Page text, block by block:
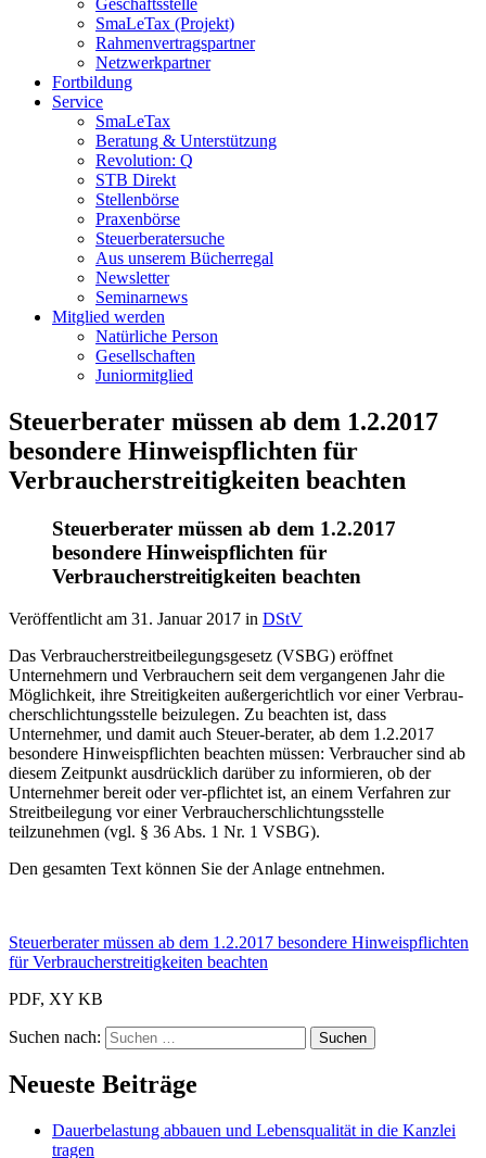
Geschäftsstelle
SmaLeTax (Projekt)
Rahmenvertragspartner
Netzwerkpartner
Fortbildung
Service
SmaLeTax
Beratung & Unterstützung
Revolution: Q
STB Direkt
Stellenbörse
Praxenbörse
Steuerberatersuche
Aus unserem Bücherregal
Newsletter
Seminarnews
Mitglied werden
Natürliche Person
Gesellschaften
Juniormitglied
Steuerberater müssen ab dem 1.2.2017
besondere Hinweispflichten für
Verbraucherstreitigkeiten beachten
Steuerberater müssen ab dem 1.2.2017
besondere Hinweispflichten für
Verbraucherstreitigkeiten beachten
Veröffentlicht am 31. Januar 2017 in DStV
Das Verbraucherstreitbeilegungsgesetz (VSBG) eröffnet
Unternehmern und Verbrauchern seit dem vergangenen Jahr die
Möglichkeit, ihre Streitigkeiten außergerichtlich vor einer Verbrau-
cherschlichtungsstelle beizulegen. Zu beachten ist, dass
Unternehmer, und damit auch Steuer-berater, ab dem 1.2.2017
besondere Hinweispflichten beachten müssen: Verbraucher sind ab
diesem Zeitpunkt ausdrücklich darüber zu informieren, ob der
Unternehmer bereit oder ver-pflichtet ist, an einem Verfahren zur
Streitbeilegung vor einer Verbraucherschlichtungsstelle
teilzunehmen (vgl. § 36 Abs. 1 Nr. 1 VSBG).
Den gesamten Text können Sie der Anlage entnehmen.
Steuerberater müssen ab dem 1.2.2017 besondere Hinweispflichten
für Verbraucherstreitigkeiten beachten
PDF, XY KB
Suchen nach:
Neueste Beiträge
Dauerbelastung abbauen und Lebensqualität in die Kanzlei
tragen